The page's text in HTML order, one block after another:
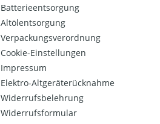
Batterieentsorgung
Altölentsorgung
Verpackungsverordnung
Cookie-Einstellungen
Impressum
Elektro-Altgeräterücknahme
Widerrufsbelehrung
Widerrufsformular